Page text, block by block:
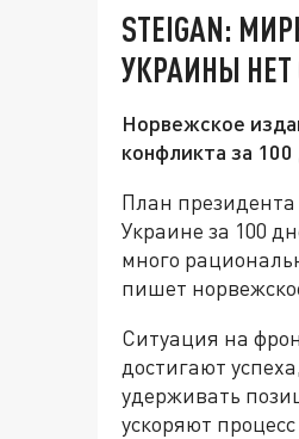
STEIGAN:
УКРАИНЫ
Норвежское
конфликта за
План
Украине за 100
много
пишет
Ситуация на
достигают
удерживать
ускоряют